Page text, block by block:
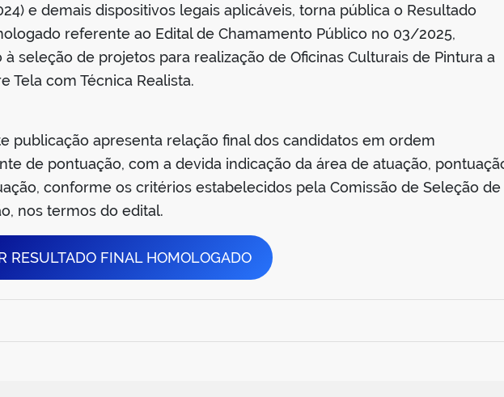
e demais dispositivos legais aplicáveis, torna pública o Resultado
referente ao Edital de Chamamento Público no 03/2025,
à seleção de projetos para realização de Oficinas Culturais de Pintura a
Tela com Técnica Realista.
publicação apresenta relação final dos candidatos em ordem
de pontuação, com a devida indicação da área de atuação,
conforme os critérios estabelecidos pela Comissão de Seleção de
nos termos do edital.
RESULTADO FINAL HOMOLOGADO